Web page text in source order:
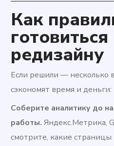
Как
готовиться
редизайну
Если решили — несколько
сэкономят время и деньги:
Соберите аналитику до
работы. Яндекс.Метрика,
смотрите, какие страницы